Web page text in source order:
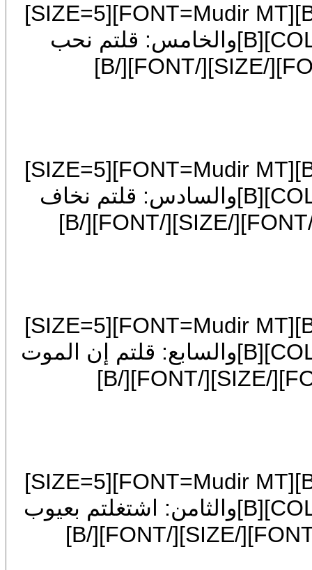
[COLOR=blue][/COLOR][CENTER][B][FONT=Mudir MT][SIZE=5]
[FONT=Traditional Arabic][COLOR=blue][B]والخامس: قلتم نحب
الجنة ولم تعملوا لها.[/B][/COLOR][/FONT][/SIZE][/FONT][/B]
[COLOR=blue][/COLOR][CENTER][B][FONT=Mudir MT][SIZE=5]
[FONT=Traditional Arabic][COLOR=blue][B]والسادس: قلتم نخاف
النار ورهنتم أنفسكم لها.[/B][/COLOR][/FONT][/SIZE][/FONT][/B]
[COLOR=blue][/COLOR][CENTER][B][FONT=Mudir MT][SIZE=5]
[FONT=Traditional Arabic][COLOR=blue][B]والسابع: قلتم إن الموت
حق ولم تستعدوا له.[/B][/COLOR][/FONT][/SIZE][/FONT][/B]
[COLOR=blue][/COLOR][CENTER][B][FONT=Mudir MT][SIZE=5]
[FONT=Traditional Arabic][COLOR=blue][B]والثامن: اشتغلتم بعيوب